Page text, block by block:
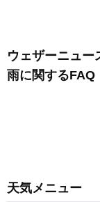
ウェザーニュー
雨に関するFAQ
天気メニュー